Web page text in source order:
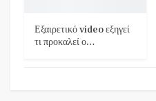
Εξαιρετικό video εξηγεί
τι προκαλεί ο…